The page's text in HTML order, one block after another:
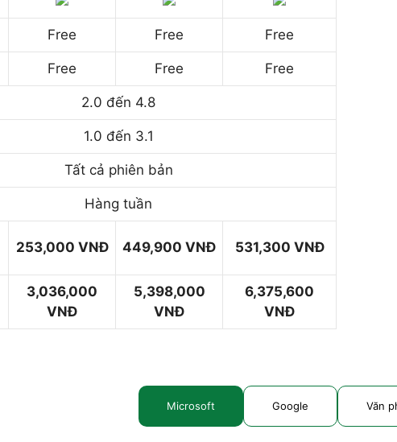
Free Free Free
Free Free Free
2.0 đến 4.8
1.0 đến 3.1
Tất cả phiên bản
Hàng tuần
253,000 VNĐ 449,900 VNĐ 531,300 VNĐ
3,036,000
VNĐ
5,398,000
VNĐ
6,375,600
VNĐ
Microsoft Google Văn